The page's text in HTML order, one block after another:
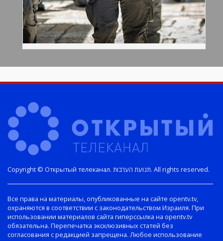
Copyright © Открытый телеканал. תנועת הערבות. All rights reserved.
Все права на материалы, опубликованные на сайте opentv.tv,
охраняются в соответствии с законодательством Израиля. При
использовании материалов сайта гиперссылка на opentv.tv
обязательна. Перепечатка эксклюзивных статей без
согласования с редакцией запрещена. Любое использование